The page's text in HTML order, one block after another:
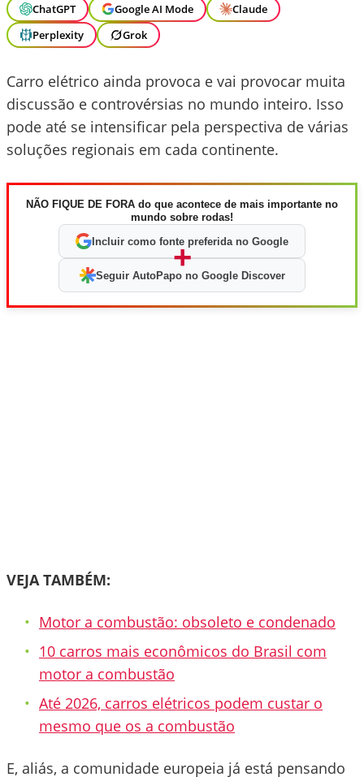
ChatGPT
Google AI Mode
Claude
Perplexity
Grok
Carro elétrico ainda provoca e vai provocar muita
discussão e controvérsias no mundo inteiro. Isso
pode até se intensificar pela perspectiva de várias
soluções regionais em cada continente.
NÃO FIQUE DE FORA do que acontece de mais importante no
mundo sobre rodas!
Incluir como fonte preferida no Google
+
Seguir AutoPapo no Google Discover
VEJA TAMBÉM:
Motor a combustão: obsoleto e condenado
10 carros mais econômicos do Brasil com
motor a combustão
Até 2026, carros elétricos podem custar o
mesmo que os a combustão
E, aliás, a comunidade europeia já está pensando